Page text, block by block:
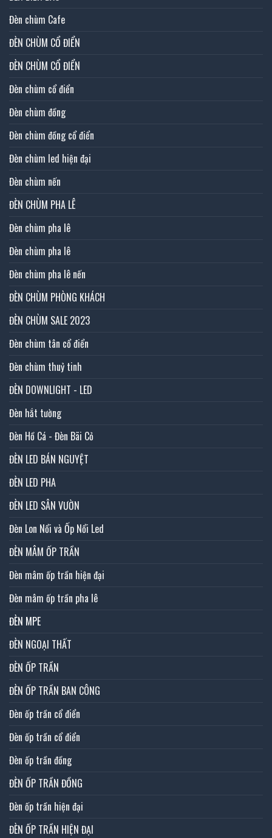
Đèn chùm Cafe
ĐÈN CHÙM CỔ ĐIỂN
ĐÈN CHÙM CỔ ĐIỂN
Đèn chùm cổ điển
Đèn chùm đồng
Đèn chùm đồng cổ điển
Đèn chùm led hiện đại
Đèn chùm nến
ĐÈN CHÙM PHA LÊ
Đèn chùm pha lê
Đèn chùm pha lê
Đèn chùm pha lê nến
ĐÈN CHÙM PHÒNG KHÁCH
ĐÈN CHÙM SALE 2023
Đèn chùm tân cổ điển
Đèn chùm thuỷ tinh
ĐÈN DOWNLIGHT - LED
Đèn hắt tường
Đèn Hồ Cá - Đèn Bãi Cỏ
ĐÈN LED BÁN NGUYỆT
ĐÈN LED PHA
ĐÈN LED SÂN VƯỜN
Đèn Lon Nổi và Ốp Nổi Led
ĐÈN MÂM ỐP TRẦN
Đèn mâm ốp trần hiện đại
Đèn mâm ốp trần pha lê
ĐÈN MPE
ĐÈN NGOẠI THẤT
ĐÈN ỐP TRẦN
ĐÈN ỐP TRẦN BAN CÔNG
Đèn ốp trần cổ điển
Đèn ốp trần cổ điển
Đèn ốp trần đồng
ĐÈN ỐP TRẦN ĐỒNG
Đèn ốp trần hiện đại
ĐÈN ỐP TRẦN HIỆN ĐẠI